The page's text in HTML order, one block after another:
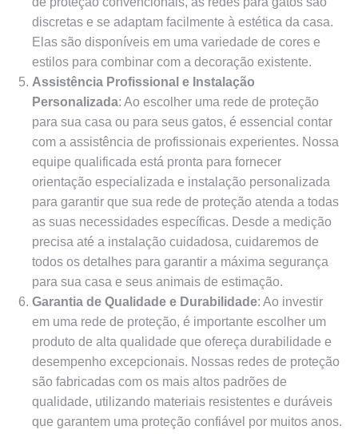
discretas e se adaptam facilmente à estética da casa.
Elas são disponíveis em uma variedade de cores e
estilos para combinar com a decoração existente.
Assistência Profissional e Instalação
Personalizada: Ao escolher uma rede de proteção
para sua casa ou para seus gatos, é essencial contar
com a assistência de profissionais experientes. Nossa
equipe qualificada está pronta para fornecer
orientação especializada e instalação personalizada
para garantir que sua rede de proteção atenda a todas
as suas necessidades específicas. Desde a medição
precisa até a instalação cuidadosa, cuidaremos de
todos os detalhes para garantir a máxima segurança
para sua casa e seus animais de estimação.
Garantia de Qualidade e Durabilidade: Ao investir
em uma rede de proteção, é importante escolher um
produto de alta qualidade que ofereça durabilidade e
desempenho excepcionais. Nossas redes de proteção
são fabricadas com os mais altos padrões de
qualidade, utilizando materiais resistentes e duráveis ​​
que garantem uma proteção confiável por muitos anos.